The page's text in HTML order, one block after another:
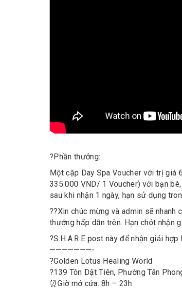
?Phần thưởng:
Một cặp Day Spa Voucher với trị giá
335.000 VND/ 1 Voucher) với bạn
sau khi nhận 1 ngày, hạn sử dụng
??Xin chúc mừng và admin sẽ
thưởng hấp dẫn trên. Hạn chót nhận
?S.H.A.R.E post này để nhận giải hợp
———————-
?Golden Lotus Healing World
?139 Tôn Dật Tiên, Phường Tân
⏰Giờ mở cửa: 8h – 23h